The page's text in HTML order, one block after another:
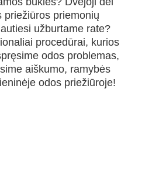
priežiūros priemonių
užburtame rate?
procedūrai, kurios
odos problemas,
aiškumo, ramybės
odos priežiūroje!